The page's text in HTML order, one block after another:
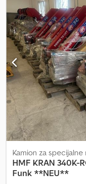
340-K3 RC, radio
zglobna dizalica sa
hidraulična izvlačenja,
3,2 m izbočenja do 435
opterećenja: 3,2m-
OPREMA BEZ
međuprodaju i moguće
Kamion za
HMF KRAN 340K-
Funk **NEU**